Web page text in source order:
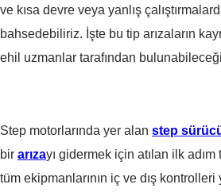
ve kısa devre veya yanlış
bahsedebiliriz. İşte bu tip arızaların
ehil uzmanlar tarafından
Step motorlarında yer alan step
bir arızayı gidermek için atılan ilk
tüm ekipmanlarının iç ve dış kontrolleri